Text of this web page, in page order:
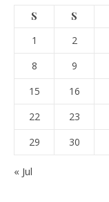
S S
1
2
8
9
15
16
22
23
29
30
« Jul